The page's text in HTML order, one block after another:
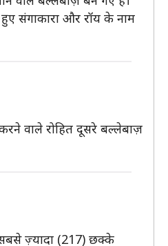
संगाकारा और रॉय के नाम
वाले रोहित दूसरे बल्लेबाज़
ज़्यादा (217) छक्के